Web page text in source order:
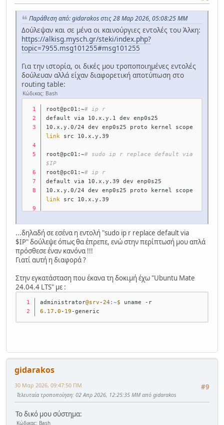
Παράθεση από: gidarakos στις 28 Μαρ 2026, 05:08:25 ΜΜ
Δούλεψαν και σε μένα οι καινούργιες εντολές του Άλκη:
https://alkisg.mysch.gr/steki/index.php?
topic=7955.msg101255#msg101255
Για την ιστορία, οι δικές μου τροποποιημένες εντολές
δούλευαν αλλά είχαν διαφορετική αποτύπωση στο
routing table:
Κώδικας: Bash
root@pc01:~# ip r
default via 10.x.y.1 dev enp0s25
link src 10.x.y.39
root@pc01:~# sudo ip r replace default via
$IP
root@pc01:~# ip r
default via 10.x.y.39 dev enp0s25
link src 10.x.y.39
${IP%.*}.1
root@pc01:~# ip r
default via 10.x.y.1 dev enp0s25
link src 10.x.y.39
...δηλαδή σε εσένα η εντολή "sudo ip r replace default via
$IP" δούλεψε όπως θα έπρεπε, ενώ στην περίπτωσή μου απλά
πρόσθεσε έναν κανόνα !!!
Γιατί αυτή η διαφορά ?
Στην εγκατάσταση που έκανα τη δοκιμή έχω "Ubuntu Mate
24.04.4 LTS" με :
administrator@srv -24:~$ uname -r
6.17 .0 - 19 -generic
gidarakos
#9
30 Μαρ 2026, 09:47:50 ΠΜ
Τελευταία τροποποίηση: 02 Απρ 2026, 12:25:35 ΜΜ από gidarakos
Το δικό μου σύστημα:
Κώδικας: Bash